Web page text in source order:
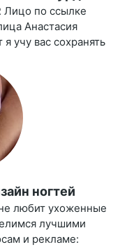
Лицо по ссылке
Анастасия
учу вас сохранять
ногтей
любит ухоженные
лучшими
и рекламе: